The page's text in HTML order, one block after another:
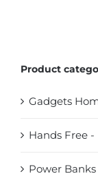
Product
Gadgets
Hands Free
Power Banks